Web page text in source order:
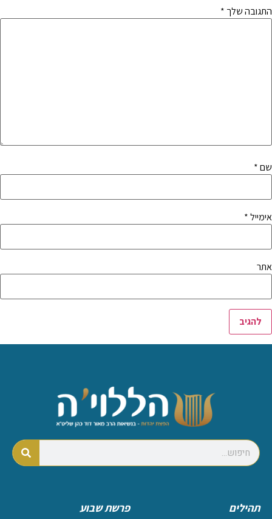
התגובה שלך *
שם*
אימייל*
אתר
תהילים
פרשת שבוע